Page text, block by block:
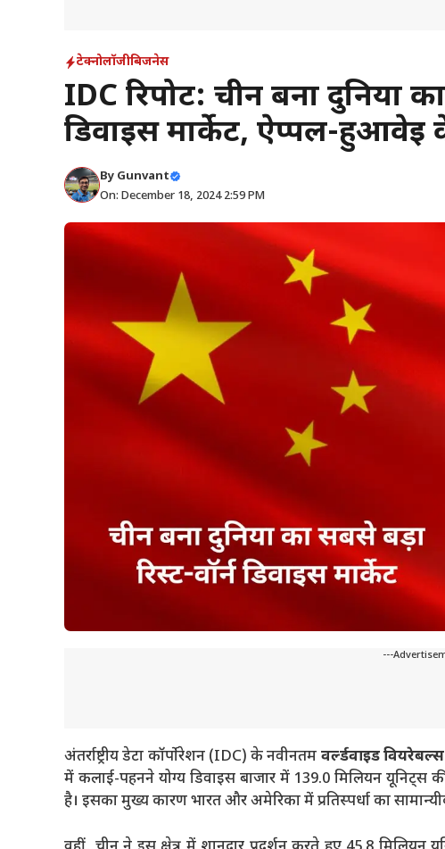
टेक्नोलॉजीबिजनेस
IDC रिपोर्ट: चीन बना दुनिया
डिवाइस मार्केट, ऐप्पल-हुआवेई
By Gunvant
On: December 18, 2024 2:59 PM
---
अंतर्राष्ट्रीय डेटा कॉर्पोरेशन (IDC) के नवीनतम वर्ल्डवाइड वियरेबल्स
में कलाई-पहनने योग्य डिवाइस बाजार में 139.0 मिलियन यूनिट्स
है। इसका मुख्य कारण भारत और अमेरिका में प्रतिस्पर्धा का